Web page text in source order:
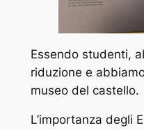
Essendo studenti,
riduzione e
museo del castello.
L’importanza degli